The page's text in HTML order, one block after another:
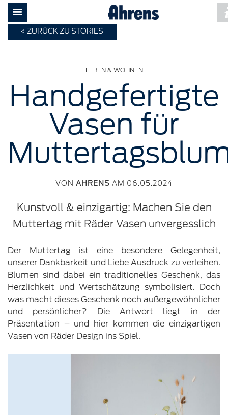
ZURÜCK ZU STORIES
LEBEN & WOHNEN
Handgefertigte
Vasen für
VONAHRENS AM 06.05.2024
Kunstvoll & einzigartig: Machen Sie den
Muttertag mit Räder Vasen unvergesslich
Der Muttertag ist eine besondere Gelegenheit,
unserer Dankbarkeit und Liebe Ausdruck zu verleihen.
Blumen sind dabei ein traditionelles Geschenk, das
Herzlichkeit und Wertschätzung symbolisiert. Doch
was macht dieses Geschenk noch außergewöhnlicher
und persönlicher? Die Antwort liegt in der
Präsentation – und hier kommen die einzigartigen
Vasen von Räder Design ins Spiel.